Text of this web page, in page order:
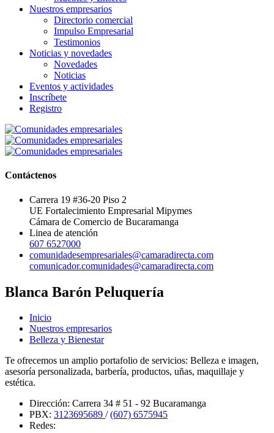
Nuestros empresarios
Directorio comercial
Impulso Empresarial
Testimonios
Noticias y novedades
Novedades
Noticias
Eventos y actividades
Inscríbete
Registro
Contáctenos
Carrera 19 #36-20 Piso 2
UE Fortalecimiento Empresarial Mipymes
Cámara de Comercio de Bucaramanga
Linea de atención
607 6527000
comunidadesempresariales@camaradirecta.com
comunicador.comunidades@camaradirecta.com
Blanca Barón Peluquería
Inicio
Nuestros empresarios
Belleza y Bienestar
Te ofrecemos un amplio portafolio de servicios: Belleza e imagen,
asesoría personalizada, barbería, productos, uñas, maquillaje y
estética.
Dirección: Carrera 34 # 51 - 92 Bucaramanga
PBX: 3123695689 /(607) 6575945
Redes: